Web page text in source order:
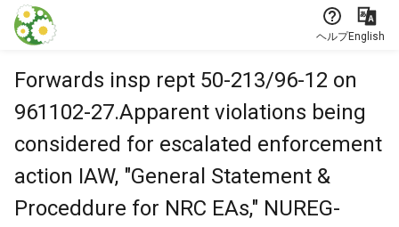
本文に飛ぶ
ヘルプEnglish
Forwards insp rept 50-213/96-12 on
961102-27.Apparent violations being
considered for escalated enforcement
action IAW, "General Statement &
Proceddure for NRC EAs," NUREG-